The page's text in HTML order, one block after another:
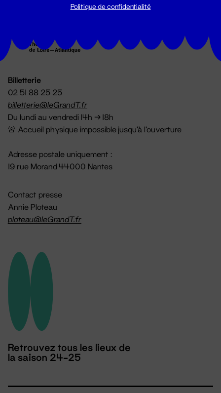
Billetterie
02 51 88 25 25
billetterie@leGrandT.fr
Du lundi au vendredi 14h → 18h
🚨 Accueil physique impossible jusqu'à l'ouverture
Adresse postale uniquement :
19 rue Morand 44000 Nantes
Contact presse
Annie Ploteau
ploteau@leGrandT.fr
Retrouvez tous les lieux de
la saison 24-25
Politique de confidentialité